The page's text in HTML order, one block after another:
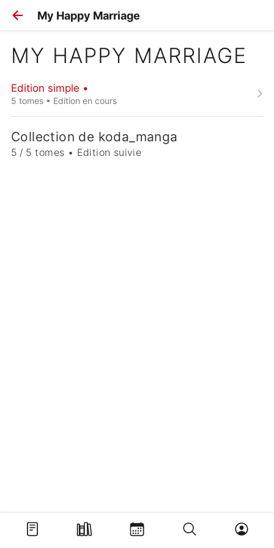
My Happy Marriage
MY HAPPY MARRIAGE
Edition simple •
5 tomes • Edition en cours
Collection de koda_manga
5 / 5 tomes • Edition suivie